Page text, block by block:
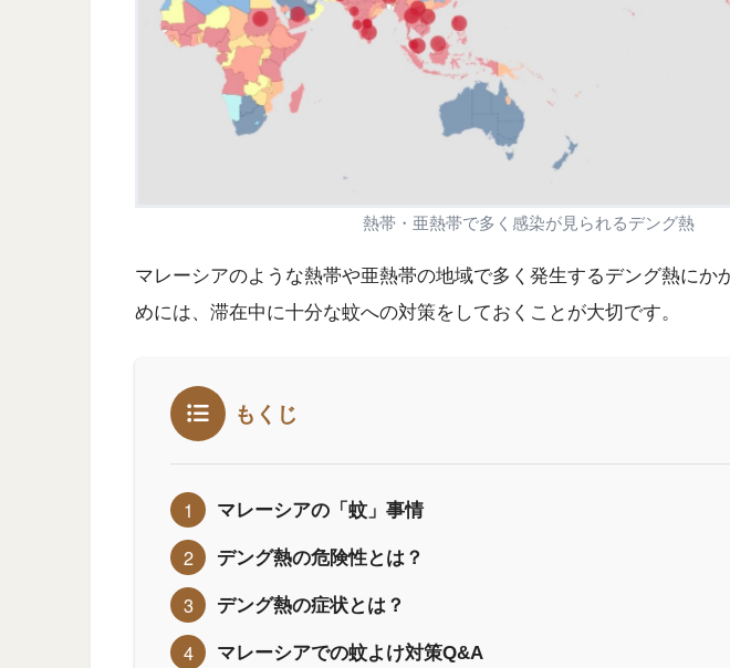
熱帯・亜熱帯で多く感染が見られるデング熱
マレーシアのような熱帯や亜熱帯の地域で多く発生するデング熱にか
めには、滞在中に十分な蚊への対策をしておくことが大切です。
もくじ
マレーシアの「蚊」事情
デング熱の危険性とは？
デング熱の症状とは？
マレーシアでの蚊よけ対策Q&A